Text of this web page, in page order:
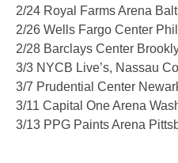
2/24 Royal Farms Arena
2/26 Wells Fargo Center
2/28 Barclays Center
3/3 NYCB Live’s, Nassau
3/7 Prudential Center
3/11 Capital One Arena
3/13 PPG Paints Arena